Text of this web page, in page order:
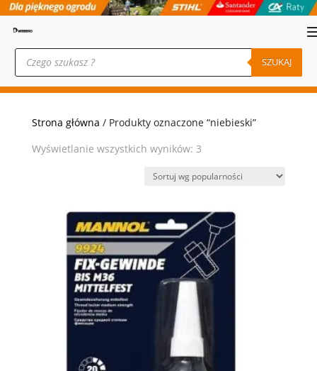
Wyszukiwarka
produktów SZUKAJ
Strona główna / Produkty oznaczone “niebieski”
Wyświetlanie wszystkich wyników: 3Posortowane
popularności